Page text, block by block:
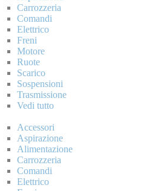
Carrozzeria
Comandi
Elettrico
Freni
Motore
Ruote
Scarico
Sospensioni
Trasmissione
Vedi tutto
Accessori
Aspirazione
Alimentazione
Carrozzeria
Comandi
Elettrico